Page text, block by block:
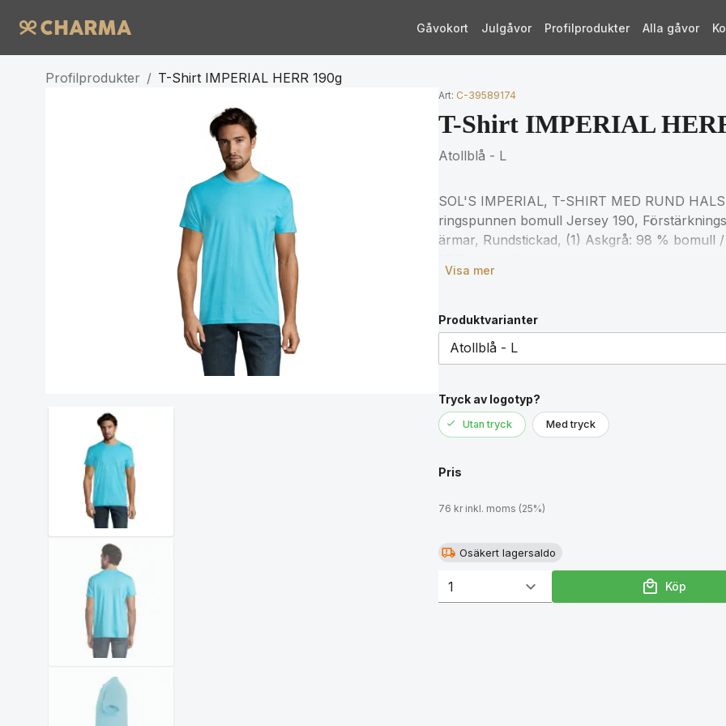
Gåvokort Julgåvor Profilprodukter Alla gåvor
Profilprodukter / T-Shirt IMPERIAL HERR 190g
Art: C-39589174
T-Shirt IMPERIAL
Atollblå - L
SOL'S IMPERIAL, T-SHIRT MED RUND
ringspunnen bomull Jersey 190,
ärmar, Rundstickad, (1) Askgrå: 98 %
produktdokumentation.
Visa mer
Produktvarianter
Tryck av logotyp?
Utan tryck Med tryck
Pris
76 kr inkl. moms (25%)
Osäkert lagersaldo
Köp